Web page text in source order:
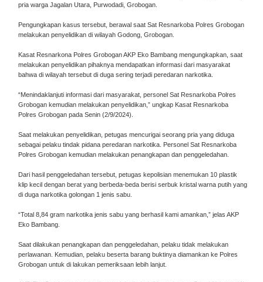
pria warga Jagalan Utara, Purwodadi, Grobogan.
Pengungkapan kasus tersebut, berawal saat Sat Resnarkoba Polres Grobogan
melakukan penyelidikan di wilayah Godong, Grobogan.
Kasat Resnarkona Polres Grobogan AKP Eko Bambang mengungkapkan, saat
melakukan penyelidikan pihaknya mendapatkan informasi dari masyarakat
bahwa di wilayah tersebut di duga sering terjadi peredaran narkotika.
“Menindaklanjuti informasi dari masyarakat, personel Sat Resnarkoba Polres
Grobogan kemudian melakukan penyelidikan,” ungkap Kasat Resnarkoba
Polres Grobogan pada Senin (2/9/2024).
Saat melakukan penyelidikan, petugas mencurigai seorang pria yang diduga
sebagai pelaku tindak pidana peredaran narkotika. Personel Sat Resnarkoba
Polres Grobogan kemudian melakukan penangkapan dan penggeledahan.
Dari hasil penggeledahan tersebut, petugas kepolisian menemukan 10 plastik
klip kecil dengan berat yang berbeda-beda berisi serbuk kristal warna putih yang
di duga narkotika golongan 1 jenis sabu.
“Total 8,84 gram narkotika jenis sabu yang berhasil kami amankan,” jelas AKP
Eko Bambang.
Saat dilakukan penangkapan dan penggeledahan, pelaku tidak melakukan
perlawanan. Kemudian, pelaku beserta barang buktinya diamankan ke Polres
Grobogan untuk di lakukan pemeriksaan lebih lanjut.